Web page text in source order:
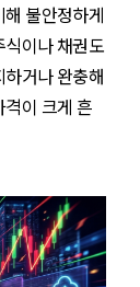
불안정하게
이나 채권도
거나 완충해
이 크게 흔